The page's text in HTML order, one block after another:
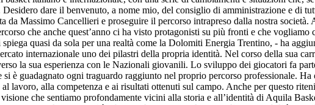
dare il benvenuto, a nome mio, del consiglio di amministrazione e di
da Massimo Cancellieri e proseguire il percorso intrapreso dalla nostra
che anche quest’anno ci ha visto protagonisti su più fronti e che
quasi da sola per una realtà come la Dolomiti Energia Trentino, - ha
internazionale uno dei pilastri della propria identità. Nel corso della sua
la sua esperienza con le Nazionali giovanili. Lo sviluppo dei giocatori fa
è guadagnato ogni traguardo raggiunto nel proprio percorso professionale.
lavoro, alla competenza e ai risultati ottenuti sul campo. Anche per questo
che sentiamo profondamente vicini alla storia e all’identità di Aquila